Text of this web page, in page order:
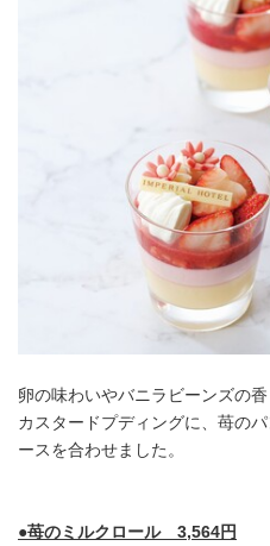
卵の味わいやバニラビーンズの
カスタードプディングに、苺の
ースを合わせました。
●苺のミルクロール 3,564円